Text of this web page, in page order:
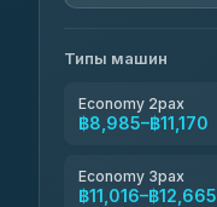
4.87(324)
Типы машин
Economy 2pax
฿8,985–฿11,170
Economy 3pax
฿11,016–฿12,665